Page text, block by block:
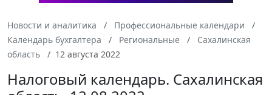
Новости и аналитика
Профессиональные календари
Календарь бухгалтера
Региональные
Сахалинская
область
12 августа 2022
Налоговый календарь. Сахалинская